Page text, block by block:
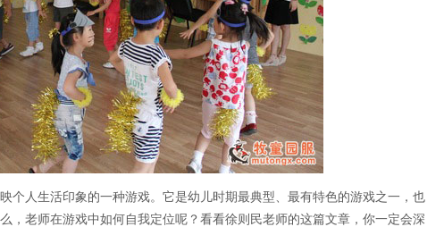
个人生活印象的一种游戏。它是幼儿时期最典型、最有特色的游戏之一，也
，老师在游戏中如何自我定位呢？看看徐则民老师的这篇文章，你一定会深